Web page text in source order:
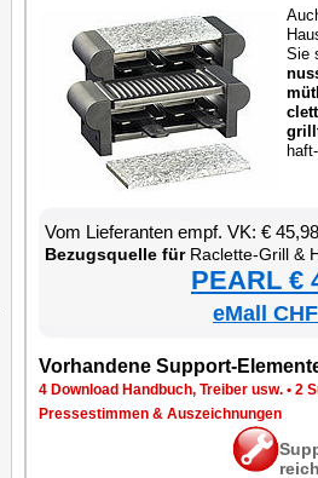
Sie
Vom Lie­fe­ran­ten empf. VK: € 45,98
Be­zugs­quel­le fürRa­clette-Grill &
PEARL €
eMall
Vor­han­de­ne Sup­port-
4 Down­load Hand­buch, Trei­ber usw. • 2
Pres­se­stim­men & Aus­zeich­nun­gen
reich